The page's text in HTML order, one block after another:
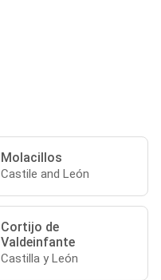
Molacillos
Castile and León
Cortijo de
Valdeinfante
Castilla y León